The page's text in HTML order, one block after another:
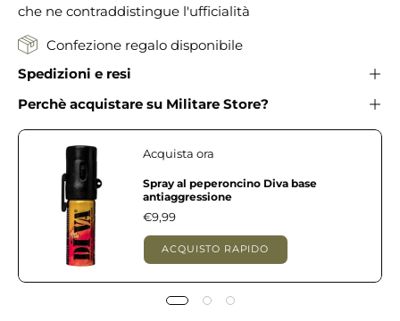
che ne contraddistingue l'ufficialità
Confezione regalo disponibile
Spedizioni e resi
Perchè acquistare su Militare Store?
Acquista ora
Spray al peperoncino Diva base
antiaggressione
€9,99
ACQUISTO RAPIDO